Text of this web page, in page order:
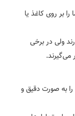
بر روی کاغذ یا
ولی در برخی
می‌گیرند.
به صورت دقیق و